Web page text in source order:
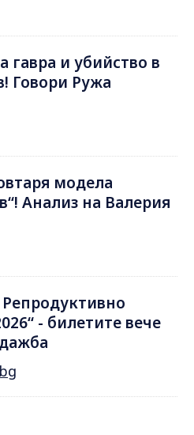
гавра и убийство в
Говори Ружа
модела
Анализ на Валерия
- билетите вече